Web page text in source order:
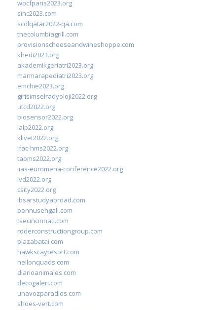
wocfparis2023.org
sinc2023.com
scdlqatar2022-qa.com
thecolumbiagrill.com
provisionscheeseandwineshoppe.com
khedi2023.org
akademikgeriatri2023.org
marmarapediatri2023.org
emchie2023.org
girisimselradyoloji2022.org
utcd2022.org
biosensor2022.org
ialp2022.org
klivet2022.org
ifac-hms2022.org
taoms2022.org
iias-euromena-conference2022.org
ivd2022.org
csity2022.org
ibsarstudyabroad.com
bennusehgall.com
tsecincinnati.com
roderconstructiongroup.com
plazabatai.com
hawkscayresort.com
hellonquads.com
diarioanimales.com
decogaleri.com
unavozparadios.com
shoes-vert.com